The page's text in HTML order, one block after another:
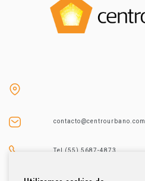
contacto@centrourbano.com
Tel (55) 5687-4873